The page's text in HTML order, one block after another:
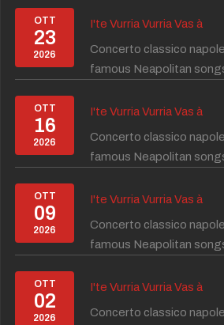
OTT
23
2026
I'te Vurria Vurria Vas à
Concerto classico
famous Neapolitan
OTT
16
2026
I'te Vurria Vurria Vas à
Concerto classico
famous Neapolitan
OTT
09
2026
I'te Vurria Vurria Vas à
Concerto classico
famous Neapolitan
OTT
02
2026
I'te Vurria Vurria Vas à
Concerto classico